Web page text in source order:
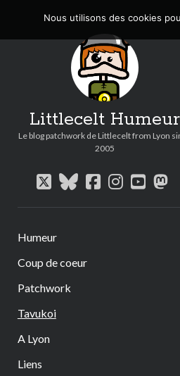
Littlecelt Humeur
Le blog patchwork de Littlecelt from Lyon
2005
twitterbluesky
facebook
Humeur
Coup de coeur
Patchwork
Tavukoi
A Lyon
Liens
Nous utilisons des cookies